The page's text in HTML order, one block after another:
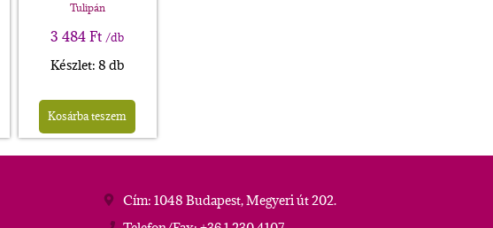
Tulipán
3 484Ft /db
Készlet: 8 db
Kosárba teszem
Cím: 1048 Budapest, Megyeri út 202.